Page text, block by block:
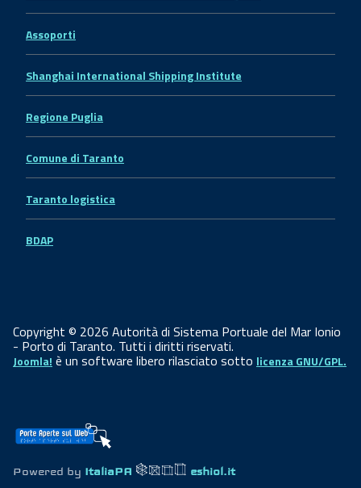
Assoporti
Shanghai International Shipping Institute
Regione Puglia
Comune di Taranto
Taranto logistica
BDAP
Copyright © 2026 Autorità di Sistema Portuale del Mar Ionio
- Porto di Taranto. Tutti i diritti riservati.
Joomla! è un software libero rilasciato sotto licenza GNU/GPL.
Powered by ItaliaPA eshiol.it